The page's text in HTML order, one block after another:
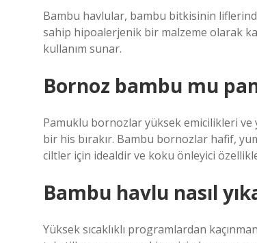
Bambu havlular, bambu bitkisinin
sahip hipoalerjenik bir malzeme olarak
kullanım sunar.
Bornoz bambu mu
Pamuklu bornozlar yüksek emicilikleri ve
bir his bırakır. Bambu bornozlar hafif,
ciltler için idealdir ve koku önleyici
Bambu havlu nasıl
Yüksek sıcaklıklı programlardan